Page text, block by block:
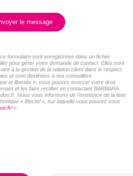
le message
formulaire sont enregistrées dans un fichier
pour gérer votre demande de contact. Elles sont
à la gestion de la relation client dans le respect
et sont destinées à nos conseillers
et libertés », vous pouvez exercer votre droit
et les faire rectifier en contactant BARBARA
Nous vous informons de l'existence de la liste
« Bloctel », sur laquelle vous pouvez vous
»